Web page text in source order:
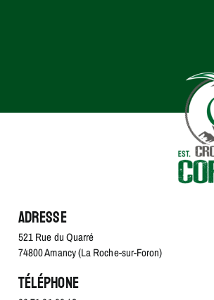
Adresse
521 Rue du Quarré
74800 Amancy (La Roche-sur-Foron)
Téléphone